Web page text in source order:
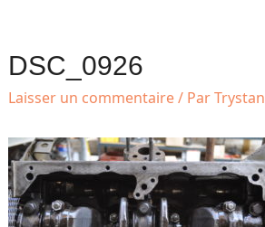
DSC_0926
Laisser un commentaire/ ParTrystan